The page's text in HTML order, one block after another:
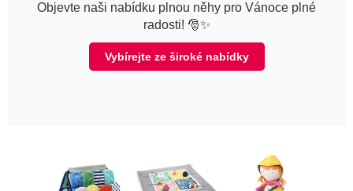
Objevte naši nabídku plnou něhy pro Vánoce plné
radosti! 🎅✨
Vybírejte ze široké nabídky